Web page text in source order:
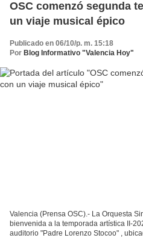
OSC comenzó segunda
un viaje musical épico
Publicado en 06/10/p. m. 15:18
Por Blog Informativo "Valencia Hoy"
Valencia (Prensa OSC).- La Orquesta
bienvenida a la temporada artística II-
auditorio "Padre Lorenzo Stocoo" ,